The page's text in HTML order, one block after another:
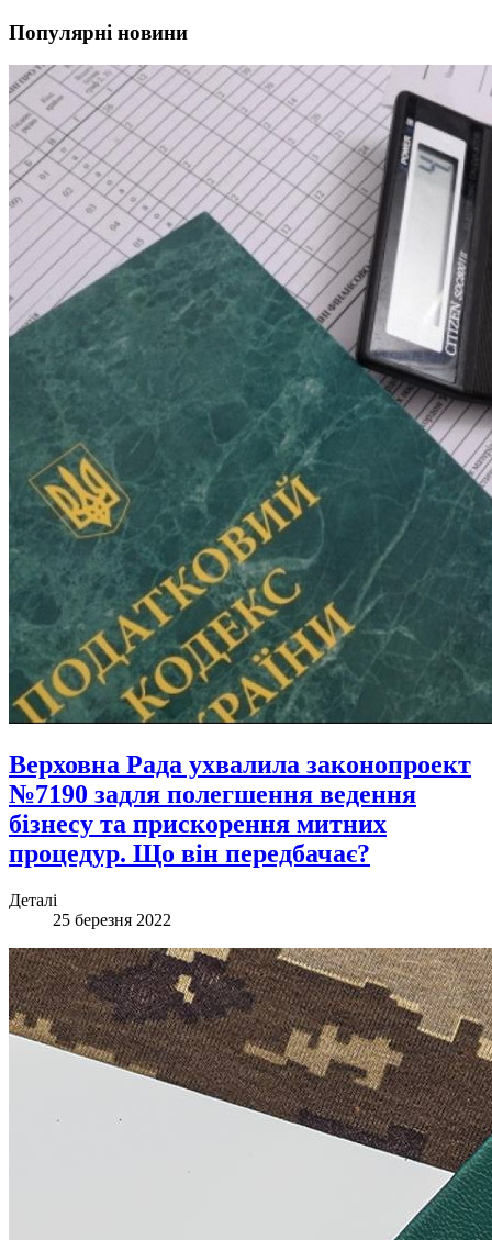
Популярні новини
Верховна Рада ухвалила законопроект
№7190 задля полегшення ведення
бізнесу та прискорення митних
процедур. Що він передбачає?
Деталі
25 березня 2022